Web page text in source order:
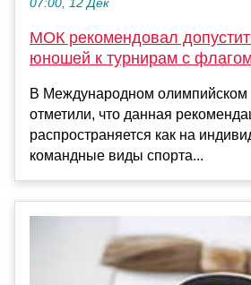
07:00, 12 Дек
МОК рекомендовал
юношей к турнирам с
В Международном олимпийском
отметили, что данная
распространяется как на
командные виды спорта...